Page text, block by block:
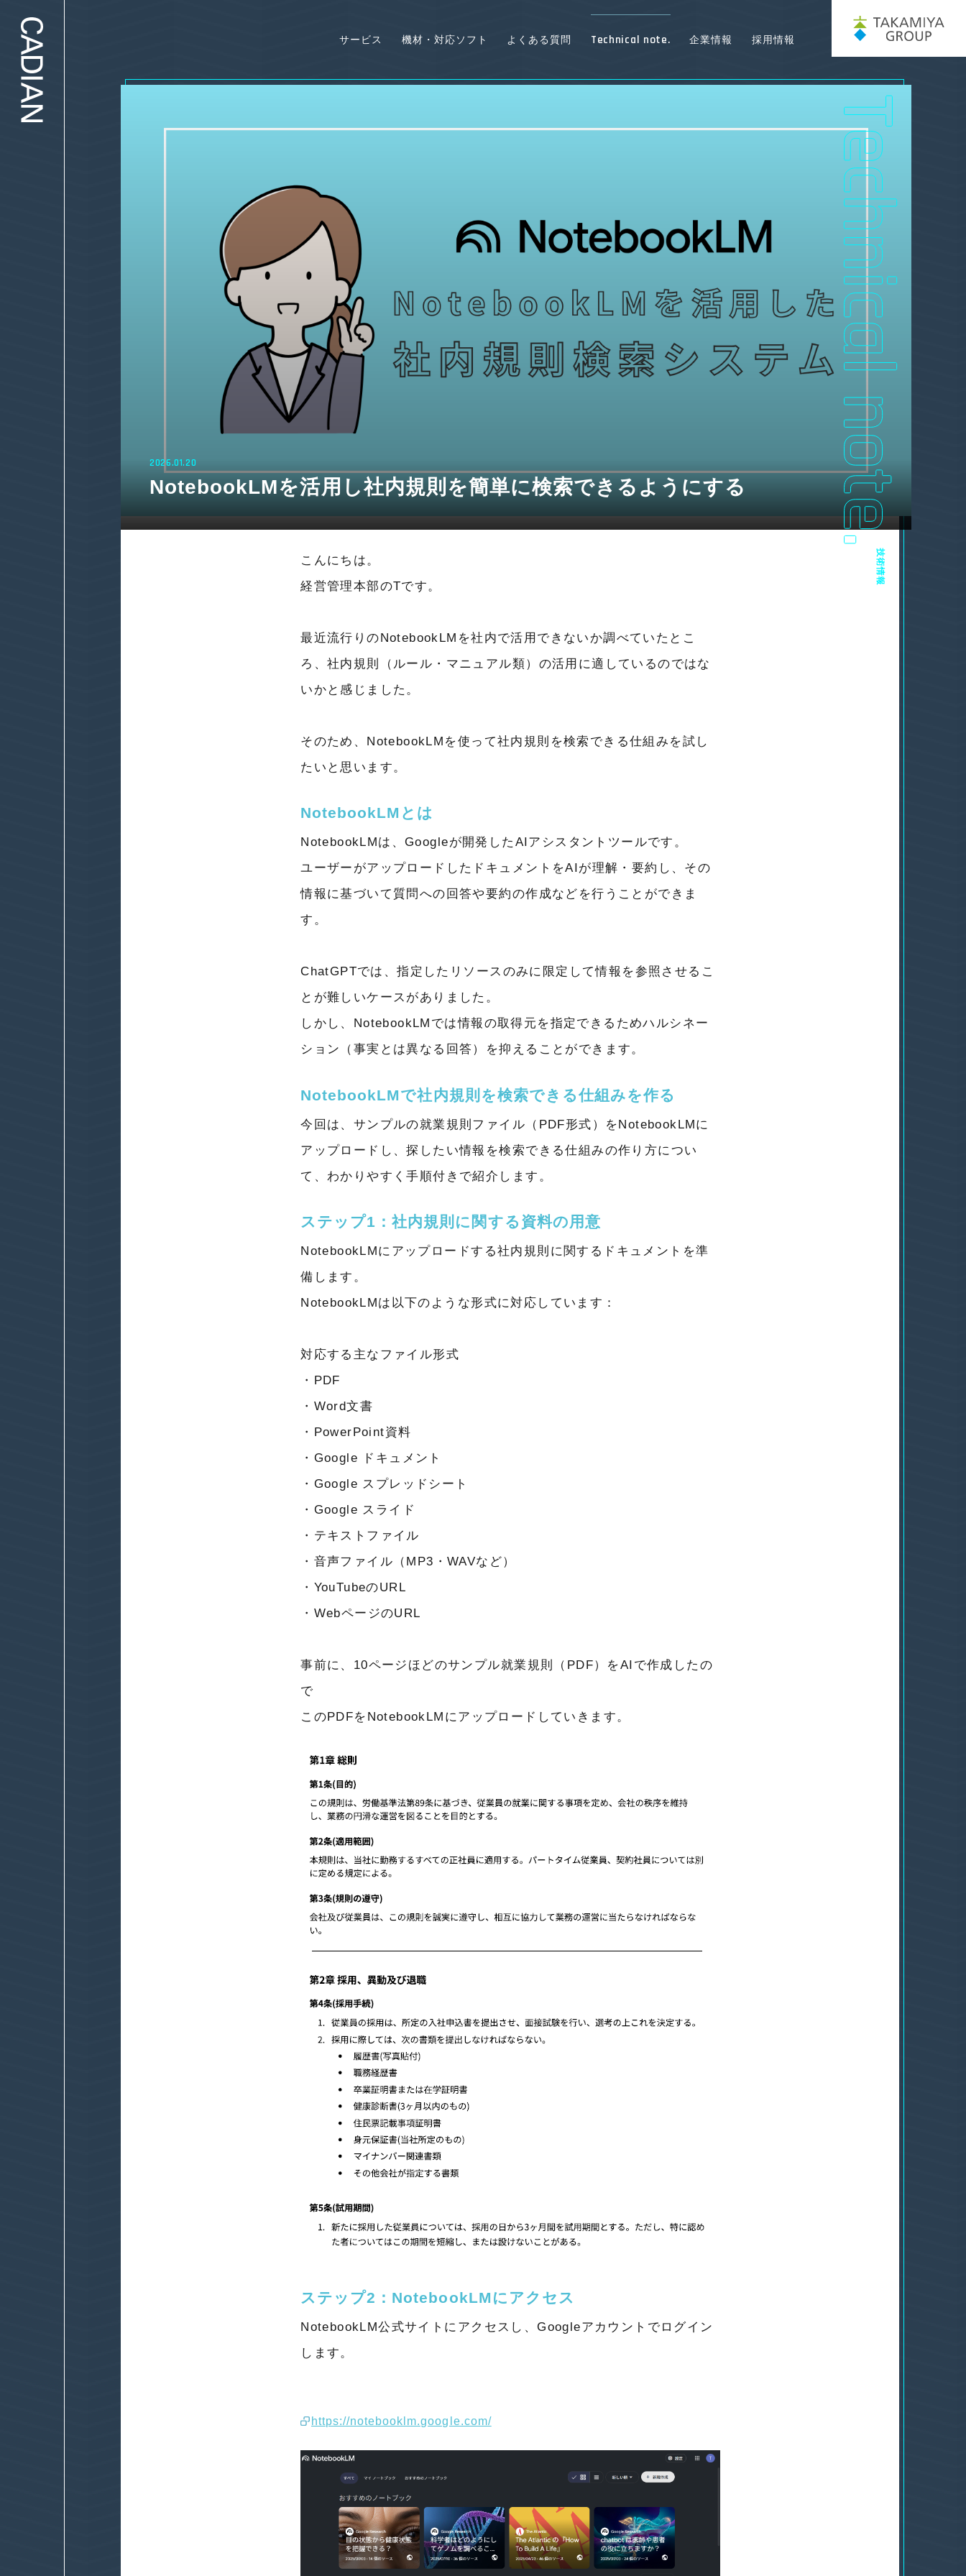
サービス 機材・対応ソフト よくある質問 Technical note. 企業情報 採用情報
2026.01.20
NotebookLMを活用し社内規則を簡単に検索できるようにする
技術情報
こんにちは。
経営管理本部のTです。
最近流行りのNotebookLMを社内で活用できないか調べていたとこ
ろ、社内規則（ルール・マニュアル類）の活用に適しているのではな
いかと感じました。
そのため、NotebookLMを使って社内規則を検索できる仕組みを試し
たいと思います。
NotebookLMとは
NotebookLMは、Googleが開発したAIアシスタントツールです。
ユーザーがアップロードしたドキュメントをAIが理解・要約し、その
情報に基づいて質問への回答や要約の作成などを行うことができま
す。
ChatGPTでは、指定したリソースのみに限定して情報を参照させるこ
とが難しいケースがありました。
しかし、NotebookLMでは情報の取得元を指定できるためハルシネー
ション（事実とは異なる回答）を抑えることができます。
NotebookLMで社内規則を検索できる仕組みを作る
今回は、サンプルの就業規則ファイル（PDF形式）をNotebookLMに
アップロードし、探したい情報を検索できる仕組みの作り方につい
て、わかりやすく手順付きで紹介します。
ステップ1：社内規則に関する資料の用意
NotebookLMにアップロードする社内規則に関するドキュメントを準
備します。
NotebookLMは以下のような形式に対応しています：
対応する主なファイル形式
・PDF
・Word文書
・PowerPoint資料
・Google ドキュメント
・Google スプレッドシート
・Google スライド
・テキストファイル
・音声ファイル（MP3・WAVなど）
・YouTubeのURL
・WebページのURL
事前に、10ページほどのサンプル就業規則（PDF）をAIで作成したの
で
このPDFをNotebookLMにアップロードしていきます。
ステップ2：NotebookLMにアクセス
NotebookLM公式サイトにアクセスし、Googleアカウントでログイン
します。
https://notebooklm.google.com/